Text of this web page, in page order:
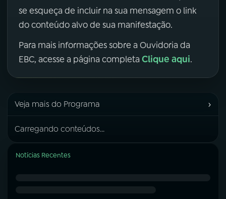
se esqueça de incluir na sua mensagem o link
do conteúdo alvo de sua manifestação.
Para mais informações sobre a Ouvidoria da
EBC, acesse a página completa Clique aqui.
Veja mais do Programa ›
Carregando conteúdos...
Notícias Recentes